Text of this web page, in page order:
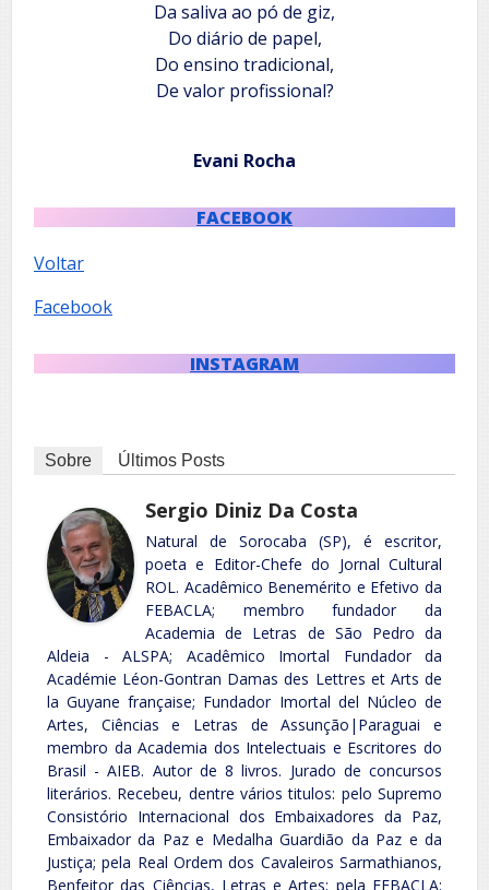
Da saliva ao pó de giz,
Do diário de papel,
Do ensino tradicional,
De valor profissional?
Evani Rocha
FACEBOOK
Voltar
Facebook
INSTAGRAM
Sobre Últimos Posts
Sergio Diniz Da Costa
Natural de Sorocaba (SP), é escritor,
poeta e Editor-Chefe do Jornal Cultural
ROL. Acadêmico Benemérito e Efetivo da
FEBACLA; membro fundador da
Academia de Letras de São Pedro da
Aldeia - ALSPA; Acadêmico Imortal Fundador da
Académie Léon-Gontran Damas des Lettres et Arts de
la Guyane française; Fundador Imortal del Núcleo de
Artes, Ciências e Letras de Assunção|Paraguai e
membro da Academia dos Intelectuais e Escritores do
Brasil - AIEB. Autor de 8 livros. Jurado de concursos
literários. Recebeu, dentre vários titulos: pelo Supremo
Consistório Internacional dos Embaixadores da Paz,
Embaixador da Paz e Medalha Guardião da Paz e da
Justiça; pela Real Ordem dos Cavaleiros Sarmathianos,
Benfeitor das Ciências, Letras e Artes; pela FEBACLA: